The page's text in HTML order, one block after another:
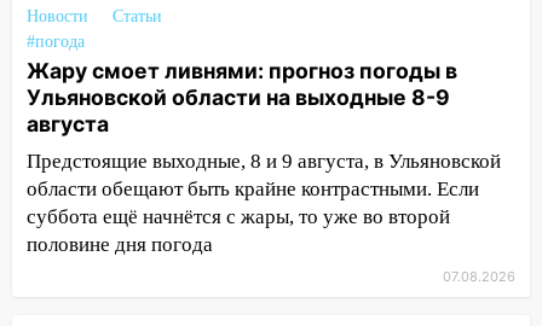
12:34
На Ульяновскую область
надвигается сильнейшая непогода: град
и шквал до 27 м/с
12:31 Ульяновец хотел купить иномарку
из Европы и потерял 760 тысяч рублей
12:20 В Чердаклинском районе
столкнулись «Лада» и Chevrolet:
пострадал 14-летний подросток
Где есть бензин в Ульяновске 7
Новости
Статьи
#погода
Жару смоет ливнями: прогноз погоды в
Ульяновской области на выходные 8-9
августа
Предстоящие выходные, 8 и 9 августа, в Ульяновской
области обещают быть крайне контрастными. Если
суббота ещё начнётся с жары, то уже во второй
половине дня погода
07.08.2026